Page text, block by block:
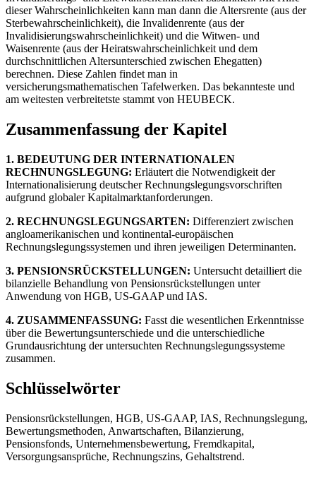
dieser Wahrscheinlichkeiten kann man dann die Altersrente (aus der
Sterbewahrscheinlichkeit), die Invalidenrente (aus der
Invalidisierungswahrscheinlichkeit) und die Witwen- und
Waisenrente (aus der Heiratswahrscheinlichkeit und dem
durchschnittlichen Altersunterschied zwischen Ehegatten)
berechnen. Diese Zahlen findet man in
versicherungsmathematischen Tafelwerken. Das bekannteste und
am weitesten verbreitetste stammt von HEUBECK.
Zusammenfassung der Kapitel
1. BEDEUTUNG DER INTERNATIONALEN
RECHNUNGSLEGUNG: Erläutert die Notwendigkeit der
Internationalisierung deutscher Rechnungslegungsvorschriften
aufgrund globaler Kapitalmarktanforderungen.
2. RECHNUNGSLEGUNGSARTEN: Differenziert zwischen
angloamerikanischen und kontinental-europäischen
Rechnungslegungssystemen und ihren jeweiligen Determinanten.
3. PENSIONSRÜCKSTELLUNGEN: Untersucht detailliert die
bilanzielle Behandlung von Pensionsrückstellungen unter
Anwendung von HGB, US-GAAP und IAS.
4. ZUSAMMENFASSUNG: Fasst die wesentlichen Erkenntnisse
über die Bewertungsunterschiede und die unterschiedliche
Grundausrichtung der untersuchten Rechnungslegungssysteme
zusammen.
Schlüsselwörter
Pensionsrückstellungen, HGB, US-GAAP, IAS, Rechnungslegung,
Bewertungsmethoden, Anwartschaften, Bilanzierung,
Pensionsfonds, Unternehmensbewertung, Fremdkapital,
Versorgungsansprüche, Rechnungszins, Gehaltstrend.